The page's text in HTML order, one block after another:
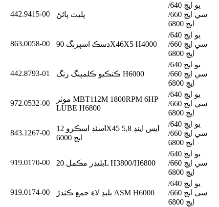
442.9415-00 پليٽ پائڻ
يو ايڇ 640/
سي ايڇ 660/
ايڇ 6800
863.0058-00 ڊسڪ اسپرنگ 90X46X5 H4000
يو ايڇ 640/
سي ايڇ 660/
ايڇ 6800
442.8793-01 ڪنڪيو ڪلمپنگ رنگ H6000
يو ايڇ 640/
سي ايڇ 660/
ايڇ 6800
972.0532-00
موٽر MBT112M 1800RPM 6HP
LUBE H6800
يو ايڇ 640/
سي ايڇ 660/
ايڇ 6800
843.1267-00
اسٽڊ اسڪرو 12X45 5,8 ايس اينڊ
ايڇ 6000
يو ايڇ 640/
سي ايڇ 660/
ايڇ 6800
919.0170-00 بليڊر مڪمل 20L H3800/H6800
يو ايڇ 640/
سي ايڇ 660/
ايڇ 6800
919.0174-00 بليڊ لاءِ جمع ڪندڙ ASM H6000
يو ايڇ 640/
سي ايڇ 660/
ايڇ 6800